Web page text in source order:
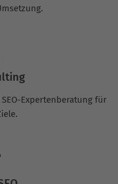
Expertenberatung für